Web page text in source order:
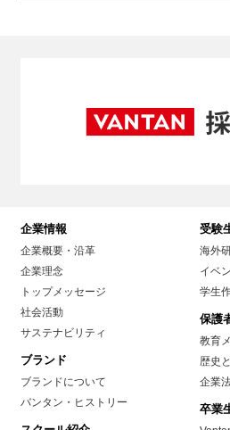
企業情報
企業概要・沿革
企業理念
トップメッセージ
社会活動
サステナビリティ
ブランド
ブランドについて
バンタン・ヒストリー
受験
海外
イベ
学生
保護
教育
歴史
企業
卒業